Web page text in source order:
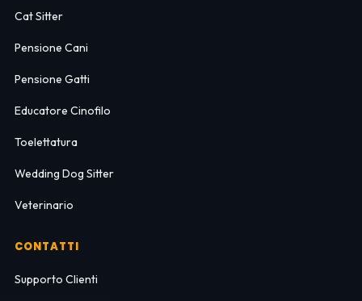
Cat Sitter
Pensione Cani
Pensione Gatti
Educatore Cinofilo
Toelettatura
Wedding Dog Sitter
Veterinario
CONTATTI
Supporto Clienti